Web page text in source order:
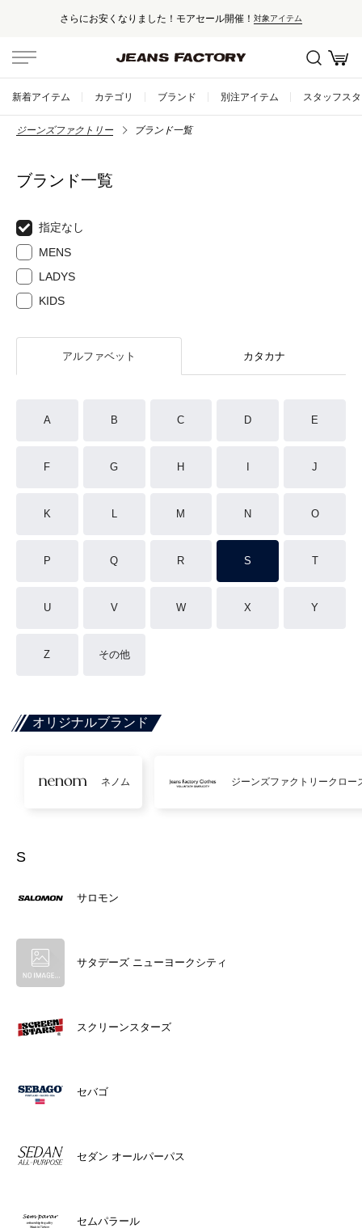
した！モアセール開催！対象アイテム
新着アイテム カテゴリ ブランド 別注アイテム スタッフス
ジーンズファクトリー ブランド一覧
ブランド一覧
指定なし
MENS
LADYS
KIDS
アルファベット カタカナ
A B C D E
F G H J
K L M N O
P Q R S T
U V W X Y
Z その他
オリジナルブランド
ネノム ジーンズファクトリークロー
S
サロモン
サタデーズ ニューヨークシティ
スクリーンスターズ
セバゴ
セダン オールパーパス
セムパラール